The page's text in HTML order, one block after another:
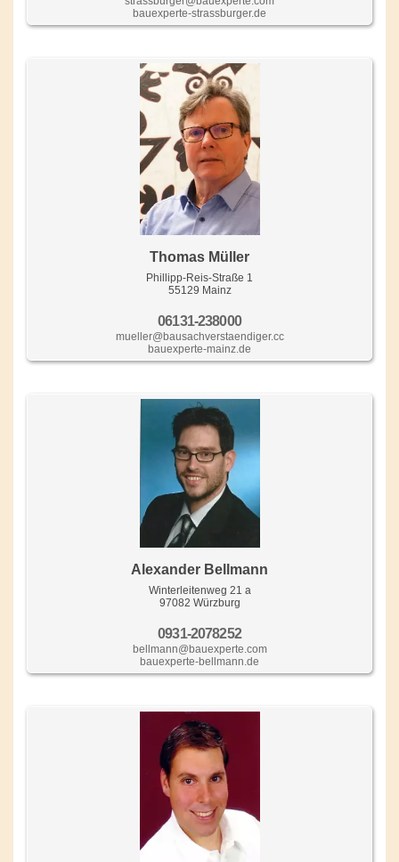
bauexperte-strassburger.de
Thomas Müller
Phillipp-Reis-Straße 1
55129 Mainz
06131-238000
mueller@bausachverstaendiger.cc
bauexperte-mainz.de
Alexander Bellmann
Winterleitenweg 21 a
97082 Würzburg
0931-2078252
bellmann@bauexperte.com
bauexperte-bellmann.de